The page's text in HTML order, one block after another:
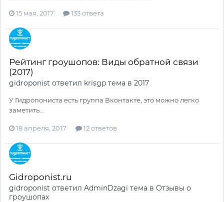
15 мая, 2017 133 ответа
Рейтинг гроушопов: Виды обратной связи
(2017)
gidroponist ответил krisgp тема в 2017
У Гидропониста есть группа Вконтакте, это можно легко
заметить...
18 апреля, 2017 12 ответов
Gidroponist.ru
gidroponist ответил AdminDzagi тема в Отзывы о
гроушопах